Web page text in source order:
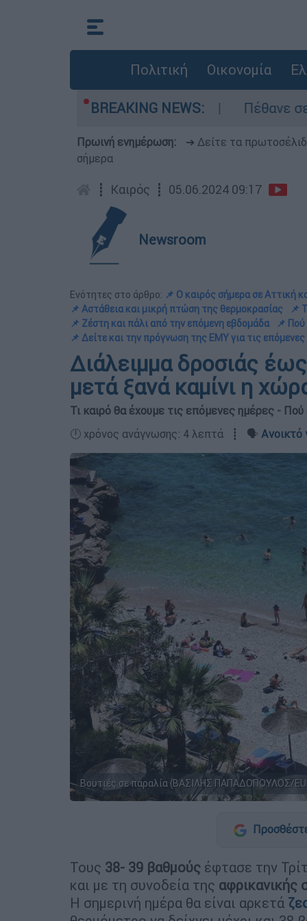
Πολιτική Οικονομία
BREAKING NEWS:
σε red code Πέθανε σε ηλικία 69
Πρωινή ενημέρωση: ➔ Δείτε τα
σήμερα
┋ Καιρός ┋ 05.06.2024 09:17
Newsroom
Ενότητες στο άρθρο: 📌 Ο καιρός σήμερα σε Αττική
📌 Αστάθεια και μικρή πτώση της θερμοκρασίας
📌
📌 Ζέστη και πάλι από την επόμενη εβδομάδα
📌
📌 Δείτε και την πρόγνωση της ΕΜΥ για τις επόμενες
Διάλειμμα δροσιάς
μετά ξανά καμίνι η
Τι καιρό θα έχουμε τις επόμενες ημέρες -
🕛 χρόνος ανάγνωσης: 4 λεπτά ┋ 🗣️ Ανοικτό
Βουτιές σε παραλία (ΒΑΣΙΛΗΣ ΠΑΠΑΔΟΠΟΥΛΟΣ/
Τους 38- 39 βαθμούς έφτασε την
και με τη συνοδεία της αφρικανικής
Η σημερινή ημέρα θα είναι αρκετά